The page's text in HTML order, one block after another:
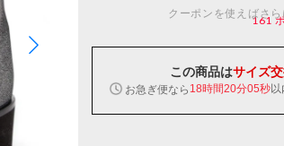
クーポンを使えばさ
161
この商品はサイズ
お急ぎ便なら 18時間20分04秒以